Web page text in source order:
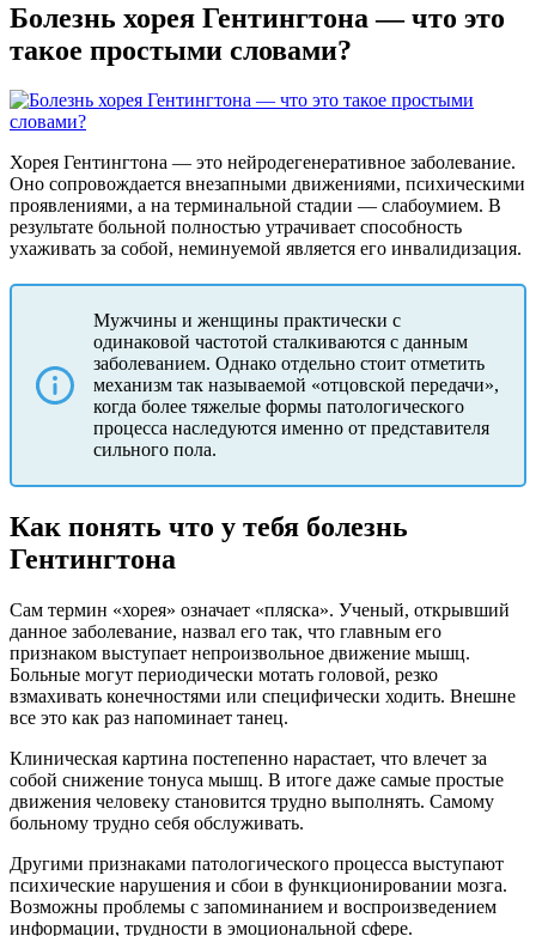
Болезнь хорея Гентингтона — что это
такое простыми словами?
Хорея Гентингтона — это нейродегенеративное заболевание.
Оно сопровождается внезапными движениями, психическими
проявлениями, а на терминальной стадии — слабоумием. В
результате больной полностью утрачивает способность
ухаживать за собой, неминуемой является его инвалидизация.
Мужчины и женщины практически с
одинаковой частотой сталкиваются с данным
заболеванием. Однако отдельно стоит отметить
механизм так называемой «отцовской передачи»,
когда более тяжелые формы патологического
процесса наследуются именно от представителя
сильного пола.
Как понять что у тебя болезнь
Гентингтона
Сам термин «хорея» означает «пляска». Ученый, открывший
данное заболевание, назвал его так, что главным его
признаком выступает непроизвольное движение мышц.
Больные могут периодически мотать головой, резко
взмахивать конечностями или специфически ходить. Внешне
все это как раз напоминает танец.
Клиническая картина постепенно нарастает, что влечет за
собой снижение тонуса мышц. В итоге даже самые простые
движения человеку становится трудно выполнять. Самому
больному трудно себя обслуживать.
Другими признаками патологического процесса выступают
психические нарушения и сбои в функционировании мозга.
Возможны проблемы с запоминанием и воспроизведением
информации, трудности в эмоциональной сфере.